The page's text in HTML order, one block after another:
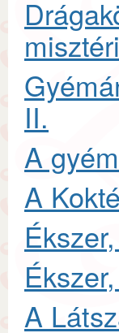
II.
A
A
A